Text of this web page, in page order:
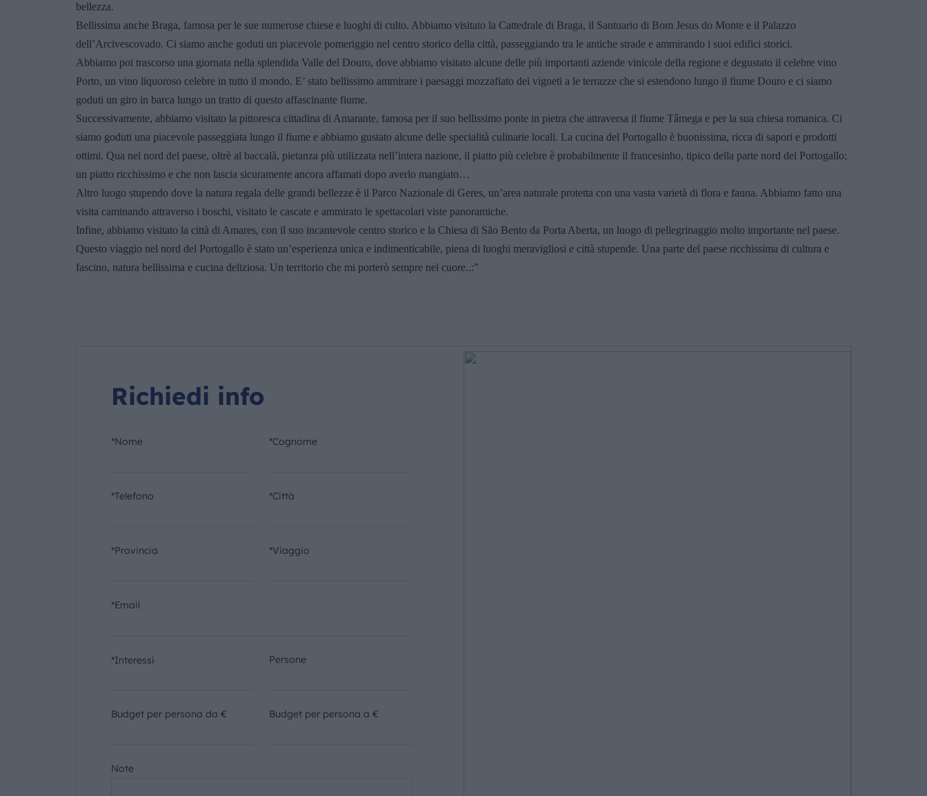
bellezza.
Bellissima anche Braga, famosa per le sue numerose chiese e luoghi di culto. Abbiamo visitato la Cattedrale di Braga, il Santuario di Bom Jesus do Monte e il Palazzo
dell’Arcivescovado. Ci siamo anche goduti un piacevole pomeriggio nel centro storico della città, passeggiando tra le antiche strade e ammirando i suoi edifici storici.
Abbiamo poi trascorso una giornata nella splendida Valle del Douro, dove abbiamo visitato alcune delle più importanti aziende vinicole della regione e degustato il celebre vino
Porto, un vino liquoroso celebre in tutto il mondo. E’ stato bellissimo ammirare i paesaggi mozzafiato dei vigneti a le terrazze che si estendono lungo il fiume Douro e ci siamo
goduti un giro in barca lungo un tratto di questo affascinante fiume.
Successivamente, abbiamo visitato la pittoresca cittadina di Amarante, famosa per il suo bellissimo ponte in pietra che attraversa il fiume Tâmega e per la sua chiesa romanica. Ci
siamo goduti una piacevole passeggiata lungo il fiume e abbiamo gustato alcune delle specialità culinarie locali. La cucina del Portogallo è buonissima, ricca di sapori e prodotti
ottimi. Qua nel nord del paese, oltrè al baccalà, pietanza più utilizzata nell’intera nazione, il piatto più celebre è probabilmente il francesinho, tipico della parte nord del Portogallo;
un piatto ricchissimo e che non lascia sicuramente ancora affamati dopo averlo mangiato…
Altro luogo stupendo dove la natura regala delle grandi bellezze è il Parco Nazionale di Geres, un’area naturale protetta con una vasta varietà di flora e fauna. Abbiamo fatto una
visita caminando attraverso i boschi, visitato le cascate e ammirato le spettacolari viste panoramiche.
Infine, abbiamo visitato la città di Amares, con il suo incantevole centro storico e la Chiesa di São Bento da Porta Aberta, un luogo di pellegrinaggio molto importante nel paese.
Questo viaggio nel nord del Portogallo è stato un’esperienza unica e indimenticabile, piena di luoghi meravigliosi e città stupende. Una parte del paese ricchissima di cultura e
fascino, natura bellissima e cucina deliziosa. Un territorio che mi porterò sempre nel cuore..:”
Richiedi info
*Nome *Cognome
*Telefono *Città
*Provincia *Viaggio
*Email
*Interessi Persone
Budget per persona da € Budget per persona a €
Note